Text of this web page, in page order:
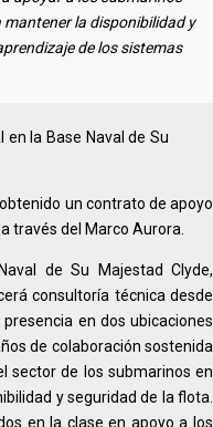
mantener la disponibilidad y
de los sistemas
la Base Naval de Su
un contrato de apoyo
través del Marco Aurora.
de Su Majestad Clyde,
consultoría técnica desde
en dos ubicaciones
de colaboración sostenida
sector de los submarinos en
y seguridad de la flota.
en la clase en apoyo a los